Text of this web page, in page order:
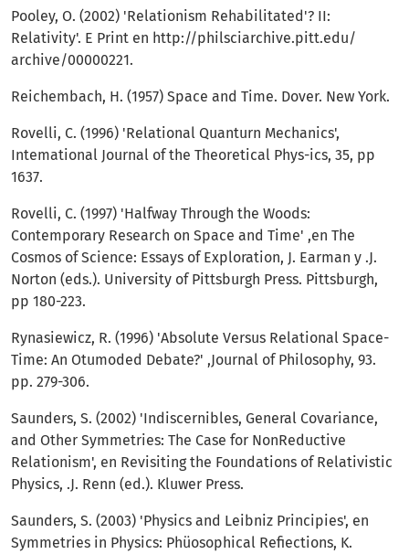
Pooley, O. (2002) 'Relationism Rehabilitat­ed'? II:
Relativity'. E Print en http://philsci­archive.pitt.edu/
archive/00000221.
Reichembach, H. (1957) Space and Time. Dover. New York.
Rovelli, C. (1996) 'Relational Quanturn Me­chanics',
Intemational Journal of the Theoretical Phys-ics, 35, pp
1637.
Rovelli, C. (1997) 'Halfway Through the Woods:
Contemporary Research on Space and Time' ,en The
Cosmos of Science: Essays of Exploration, J. Earman y .J.
Norton (eds.). University of Pittsburgh Press. Pittsburgh,
pp 180-223.
Rynasiewicz, R. (1996) 'Absolute Versus Relation­al Space-
Time: An Otumoded Debate?' ,Journal of Philosophy, 93.
pp. 279-306.
Saunders, S. (2002) 'Indiscernibles, General Co­variance,
and Other Symmetries: The Case for Non­Reductive
Relationism', en Revisiting the Foundations of Relativistic
Physics, .J. Renn (ed.). Kluwer Press.
Saunders, S. (2003) 'Physics and Leibniz Princi­pies', en
Symmetries in Physics: Phüosophical Refiec­tions, K.